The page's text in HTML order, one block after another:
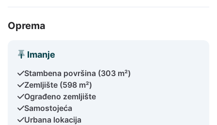
Oprema
Imanje
Stambena površina (303 m²)
Zemljište (598 m²)
Ograđeno zemljište
Samostojeća
Urbana lokacija